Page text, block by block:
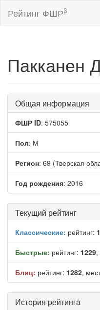
Рейтинг ФШРβ
Пакканен
Общая информация
ФШР ID: 575055
Пол: М
Регион: 69 (Тверская
Год рождения: 2016
Текущий рейтинг
Классические: рейтинг:
Быстрые: рейтинг: 1229,
Блиц: рейтинг: 1282,
История рейтинга